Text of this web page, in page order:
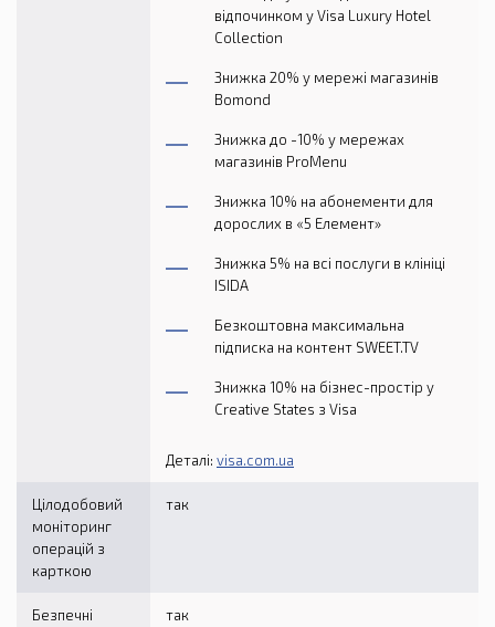
відпочинком у Visa Luxury Hotel
Collection
Знижка 20% у мережі магазинів
Bomond
Знижка до -10% у мережах
магазинів ProMenu
Знижка 10% на абонементи для
дорослих в «5 Елемент»
Знижка 5% на всі послуги в клініці
ISIDA
Безкоштовна максимальна
підписка на контент SWEET.TV
Знижка 10% на бізнес-простір у
Creative States з Visa
Деталі: visa.com.ua
Цілодобовий
моніторинг
операцій з
карткою
так
Безпечні
так